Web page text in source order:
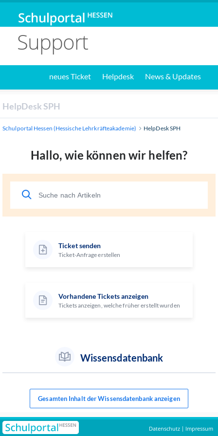
Support
neues Ticket Helpdesk News & Updates
HelpDesk SPH
Schulportal Hessen (Hessische Lehrkräfteakademie) HelpDesk SPH
Hallo, wie können wir helfen?
Ticket senden
Ticket-Anfrage erstellen
Vorhandene Tickets anzeigen
Tickets anzeigen, welche früher erstellt wurden
Wissensdatenbank
Gesamten Inhalt der Wissensdatenbank anzeigen
Datenschutz | Impressum